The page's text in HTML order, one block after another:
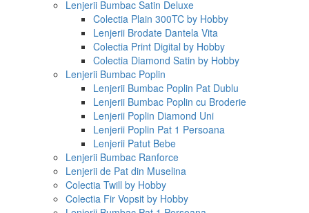
Lenjerii Bumbac Satin Deluxe
Colectia Plain 300TC by Hobby
Lenjerii Brodate Dantela Vita
Colectia Print Digital by Hobby
Colectia Diamond Satin by Hobby
Lenjerii Bumbac Poplin
Lenjerii Bumbac Poplin Pat Dublu
Lenjerii Bumbac Poplin cu Broderie
Lenjerii Poplin Diamond Uni
Lenjerii Poplin Pat 1 Persoana
Lenjerii Patut Bebe
Lenjerii Bumbac Ranforce
Lenjerii de Pat din Muselina
Colectia Twill by Hobby
Colectia Fir Vopsit by Hobby